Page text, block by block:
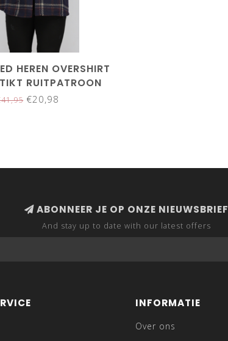
HEREN OVERSHIRT
RUITPATROON
€20,98
ABONNEER JE OP ONZE NIEUWSBRIEF
And stay up to date with our latest offers
INFORMATIE
Over ons